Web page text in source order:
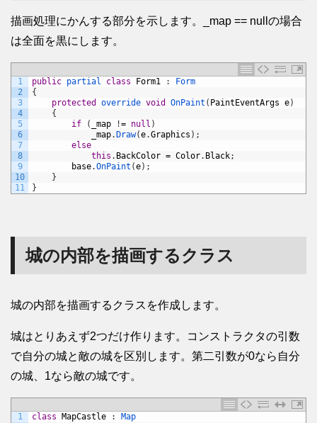
描画処理にかんする部分を示します。_map == nullの場合
は全面を黒にします。
1
2
3
4
5
6
7
8
9
10
11
public partial class Form1 :
Form
{
protected
override void OnPaint ( PaintEventArgs e)
{
if
( _map != null )
_map. Draw(e.Graphics ) ;
else
this . BackColor = Color. Black;
base.OnPaint (e) ;
}
}
城の内部を描画するクラス
城の内部を描画するクラスを作成します。
城はとりあえず2つだけ作ります。コンストラクタの引数
で自分の城と敵の城を区別します。第二引数が0なら自分
の城、1なら敵の城です。
1
class MapCastle :
Map